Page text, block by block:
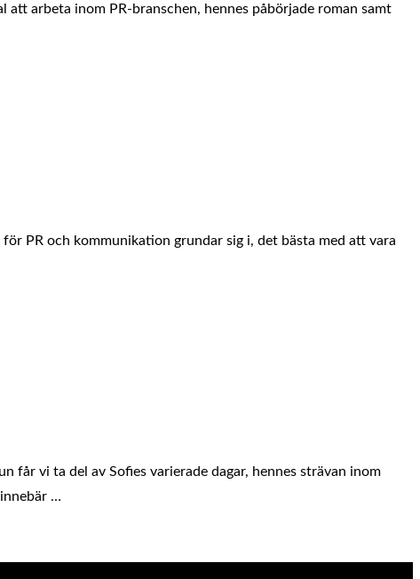
arbeta inom PR-branschen, hennes påbörjade roman samt
PR och kommunikation grundar sig i, det bästa med att vara
får vi ta del av Sofies varierade dagar, hennes strävan inom
…